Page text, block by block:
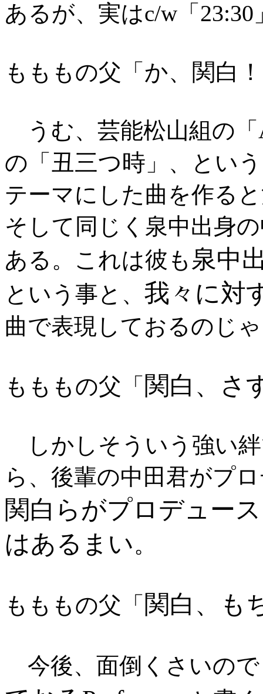
あるが、実はc/w「 23:30
もももの父「 か、関白
うむ、芸能松山組の「
の「 丑三つ時 」、とい
テーマにした曲を作る
そして同じく泉中出身
ある。これは彼も 泉中
という事と、 我々に対
曲で表現しておるのじ
もももの父「 関白、さ
しかしそういう強い
ら、後輩の中田君がプ
関白らがプロデュー
はあるまい。
もももの父「 関白、も
今後、面倒くさいの